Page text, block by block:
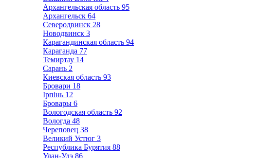
Архангельская область 95
Архангельск 64
Северодвинск 28
Новодвинск 3
Карагандинская область 94
Караганда 77
Темиртау 14
Сарань 2
Киевская область 93
Бровари 18
Ірпінь 12
Бровары 6
Вологодская область 92
Вологда 48
Череповец 38
Великий Устюг 3
Республика Бурятия 88
Улан-Удэ 86